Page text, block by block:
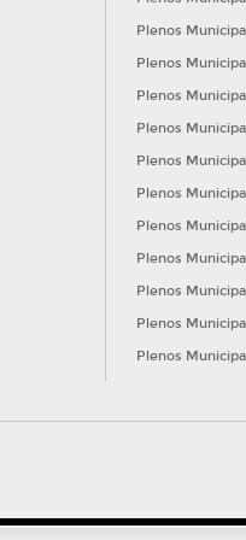
de los Tenientes de Alcalde de las
del Titular del Órgano de Gestión
Municipal Socialista sobre la
Plenos
Plenos
Plenos
Plenos
Plenos
Plenos
Plenos
Plenos
Plenos
Plenos
Plenos